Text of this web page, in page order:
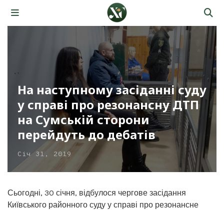
На наступному засіданні суду
у справі про резонансну ДТП
на Сумській сторони
перейдуть до дебатів
Січ 31, 2019
Сьогодні, 30 січня, відбулося чергове засідання
Київського районного суду у справі про резонансне